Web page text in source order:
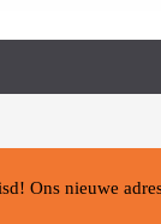
Ons nieuwe